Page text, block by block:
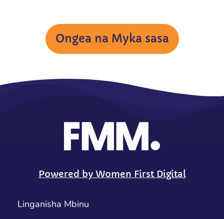
Ongea na Myka sasa
Powered by Women First Digital
Linganisha Mbinu